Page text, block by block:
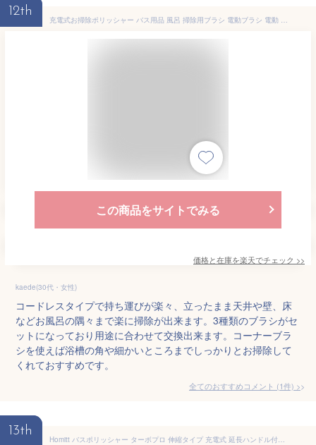
12th
充電式お掃除ポリッシャー バス用品 風呂 掃除用ブラシ 電動ブラシ 電動 掃除 ブラシ タイル タイル掃除 お風呂掃除 道具 浴室 電動ポリッシャー バスポリッシャー 人気
この商品をサイトでみる
価格と在庫を楽天でチェック >>
kaede(30代・女性)
コードレスタイプで持ち運びが楽々、立ったまま天井や壁、床
などお風呂の隅々まで楽に掃除が出来ます。3種類のブラシがセ
ットになっており用途に合わせて交換出来ます。コーナーブラ
シを使えば浴槽の角や細かいところまでしっかりとお掃除して
くれておすすめです。
全てのおすすめコメント (1件) >
13th
Homitt バスポリッシャー ターボプロ 伸縮タイプ 充電式 延長ハンドル付き お風呂掃除ブラシ 長さ調節可能 浴室 掃除に適用 年末掃除 プレゼント204DW ホワイト